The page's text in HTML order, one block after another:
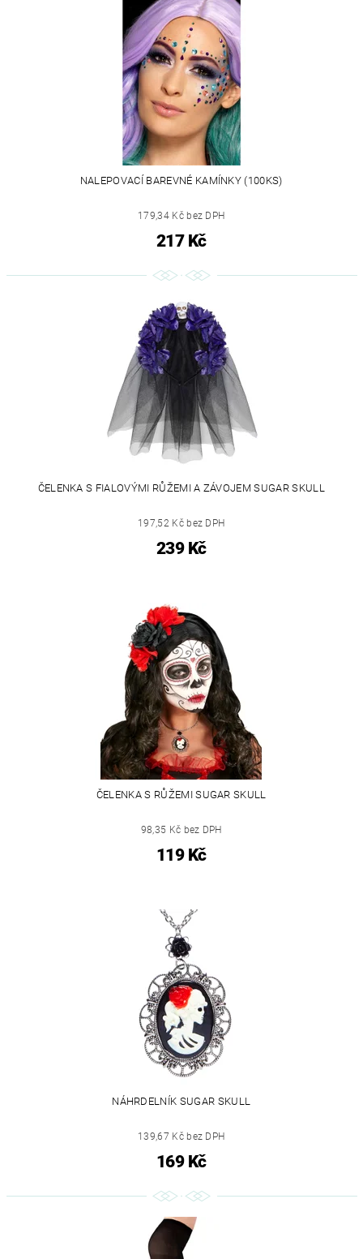
NALEPOVACÍ BAREVNÉ KAMÍNKY (100KS)
179,34 Kč bez DPH
217 Kč
ČELENKA S FIALOVÝMI RŮŽEMI A ZÁVOJEM SUGAR SKULL
197,52 Kč bez DPH
239 Kč
ČELENKA S RŮŽEMI SUGAR SKULL
98,35 Kč bez DPH
119 Kč
NÁHRDELNÍK SUGAR SKULL
139,67 Kč bez DPH
169 Kč